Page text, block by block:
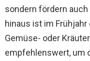
sondern fördern
hinaus ist im
Gemüse- oder
empfehlenswert, um